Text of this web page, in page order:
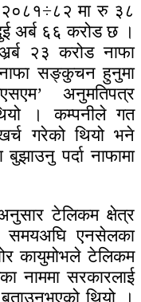
मा रु ३८
अर्ब ६६ करोड छ ।
२३ करोड नाफा
सङ्कुचन हुनुमा
अनुमतिपत्र
। कम्पनीले गत
गरेको थियो भने
पर्दा नाफामा
टेलिकम क्षेत्र
समयअघि एनसेलका
कायुमोभले टेलिकम
नाममा सरकारलाई
थियो ।